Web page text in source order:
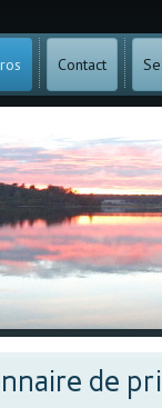
Contact
de